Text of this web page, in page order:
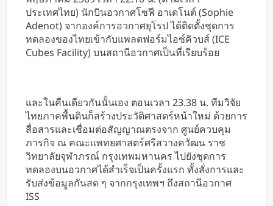
ประเทศไทย) นักบินอวกาศโซฟี อาเดโนต์ (Sophie
Adenot) จากองค์การอวกาศยุโรป ได้ติดตั้งชุดการ
ทดลองของไทยเข้ากับแพลตฟอร์มไอซ์คิวบส์ (ICE
Cubes Facility) บนสถานีอวกาศเป็นที่เรียบร้อย
และในคืนเดียวกันนั้นเอง ตอนเวลา 23.38 น. ทีมวิจัย
ไทยภาคพื้นดินก็สร้างประวัติศาสตร์หน้าใหม่ ด้วยการ
สื่อสารและเชื่อมต่อสัญญาณตรงจาก ศูนย์ควบคุม
ภารกิจ ณ คณะแพทยศาสตร์ศรีสวางควัฒน ราช
วิทยาลัยจุฬาภรณ์ กรุงเทพมหานคร ไปยังชุดการ
ทดลองบนอวกาศได้สำเร็จเป็นครั้งแรก ทั้งสั่งการและ
รับส่งข้อมูลกันสด ๆ จากกรุงเทพฯ ถึงสถานีอวกาศ
ISS